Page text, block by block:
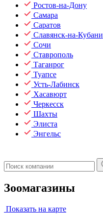
Ростов-на-Дону
Самара
Саратов
Славянск-на-Кубани
Сочи
Ставрополь
Таганрог
Туапсе
Усть-Лабинск
Хасавюрт
Черкесск
Шахты
Элиста
Энгельс
Зоомагазины
Показать на карте